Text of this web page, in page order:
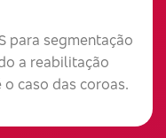
para segmentação
a reabilitação
caso das coroas.